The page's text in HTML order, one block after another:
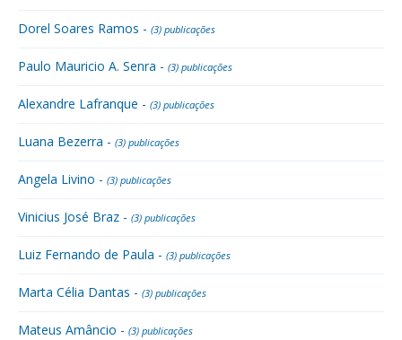
Dorel Soares Ramos - (3) publicações
Paulo Mauricio A. Senra - (3) publicações
Alexandre Lafranque - (3) publicações
Luana Bezerra - (3) publicações
Angela Livino - (3) publicações
Vinicius José Braz - (3) publicações
Luiz Fernando de Paula - (3) publicações
Marta Célia Dantas - (3) publicações
Mateus Amâncio - (3) publicações